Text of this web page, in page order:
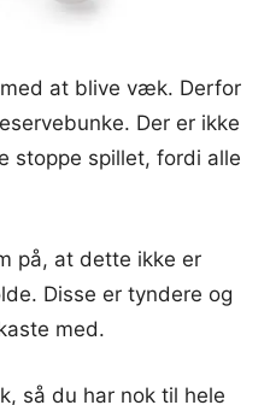
at blive væk. Derfor
Der er ikke
stoppe spillet, fordi alle
på, at dette ikke er
Disse er tyndere og
med.
så du har nok til hele